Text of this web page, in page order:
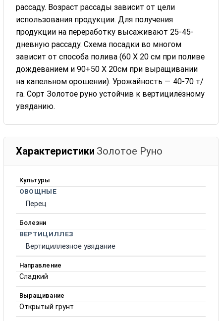
рассаду. Возраст рассады зависит от цели
использования продукции. Для получения
продукции на переработку высаживают 25-45-
дневную рассаду. Схема посадки во многом
зависит от способа полива (60 X 20 см при поливе
дождеванием и 90+50 X 20см при выращивании
на капельном орошении). Урожайность — 40-70 т/
га. Сорт Золотое руно устойчив к вертицилёзному
увяданию.
Характеристики Золотое Руно
Культуры
ОВОЩНЫЕ
Перец
Болезни
ВЕРТИЦИЛЛЕЗ
Вертициллезное увядание
Направление
Сладкий
Выращивание
Открытый грунт